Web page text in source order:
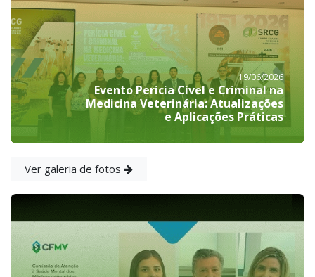
19/06/2026
Evento Perícia Cível e Criminal na
Medicina Veterinária: Atualizações
e Aplicações Práticas
Ver galeria de fotos